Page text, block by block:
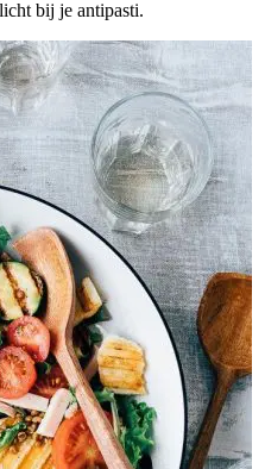
bij je antipasti.